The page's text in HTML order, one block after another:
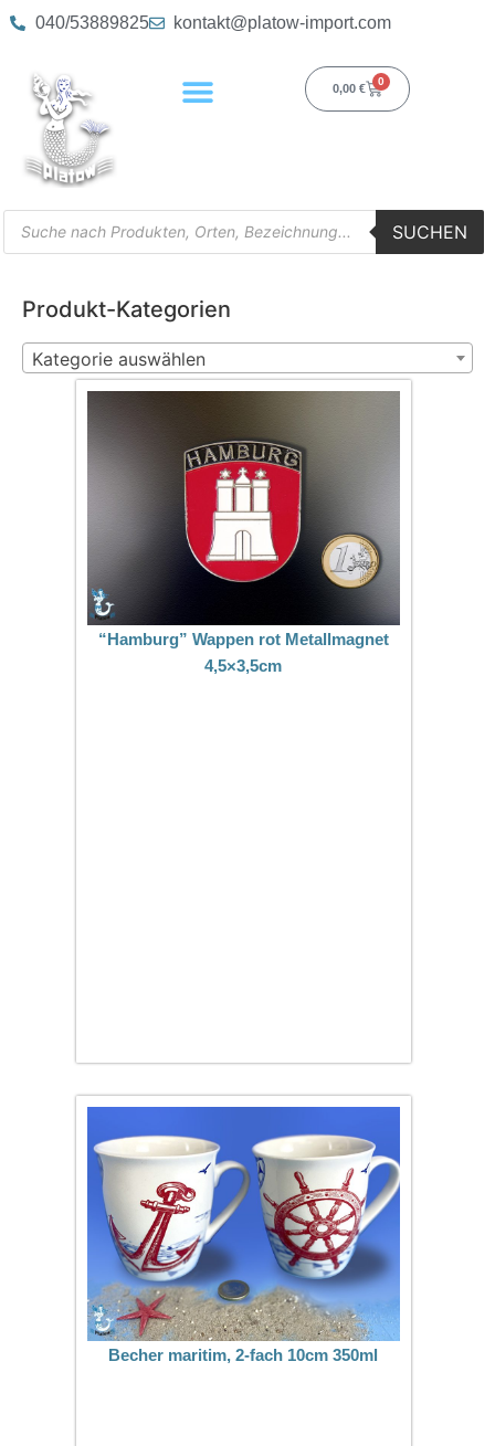
040/53889825 kontakt@platow-import.com
0,00 €
0
SUCHEN
Produkt-Kategorien
Kategorie auswählen
“Hamburg” Wappen rot Metallmagnet
4,5×3,5cm
Becher maritim, 2-fach 10cm 350ml